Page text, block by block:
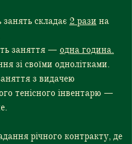
занять складає 2 рази на
заняття — одна година.
зі своїми однолітками.
з видачею
тенісного інвентарю —
річного контракту, де